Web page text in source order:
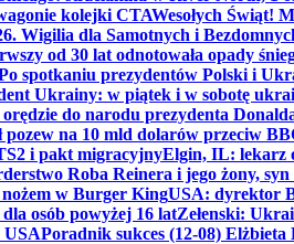
kolejki CTAWesołych Świąt!
Wigilia dla Samotnych i
od 30 lat odnotowała opady
spotkaniu prezydentów Polski i
Ukrainy: w piątek i w sobotę
orędzie do narodu prezydenta
pozew na 10 mld dolarów przeciw
i pakt migracyjnyElgin, IL: lekarz
Roba Reinera i jego żony, syn
w Burger KingUSA: dyrektor
dla osób powyżej 16 latZełenski:
USAPoradnik sukces (12-08)